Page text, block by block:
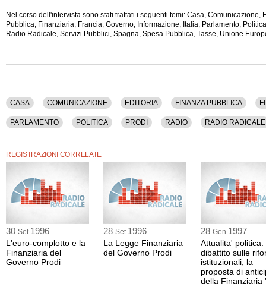
Nel corso dell'intervista sono stati trattati i seguenti temi: Casa, Comunicazione,
Pubblica, Finanziaria, Francia, Governo, Informazione, Italia, Parlamento,
Radio Radicale, Servizi Pubblici, Spagna, Spesa Pubblica, Tasse, Unione
CASA COMUNICAZIONE EDITORIA FINANZA PUBBLICA
PARLAMENTO POLITICA PRODI RADIO RADIO RADICALE
REGISTRAZIONI CORRELATE
30 Set 1996
L'euro-complotto e la
Finanziaria del
Governo Prodi
28 Set 1996
La Legge Finanziaria
del Governo Prodi
28 Gen 1997
Attualita' politica:
dibattito sulle
istituzionali, la
proposta di
della Finanziaria